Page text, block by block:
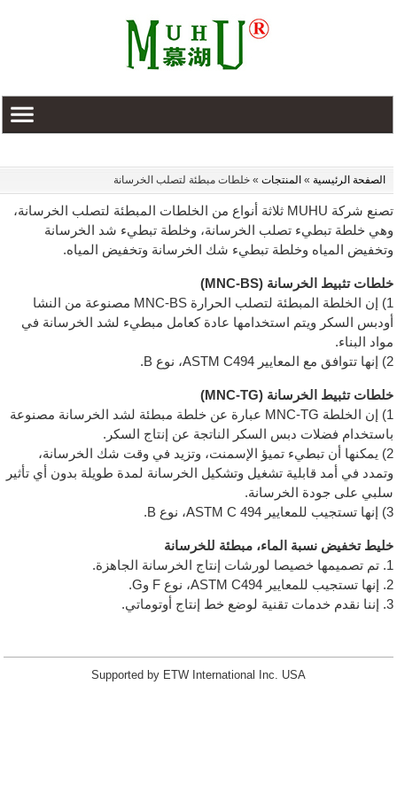
الصفحة الرئيسية» المنتجات» خلطات مبطئة لتصلب الخرسانة
تصنع شركة MUHU ثلاثة أنواع من الخلطات المبطئة لتصلب الخرسانة،
وهي خلطة تبطيء تصلب الخرسانة، وخلطة تبطيء شد الخرسانة
وتخفيض المياه وخلطة تبطيء شك الخرسانة وتخفيض المياه.
خلطات تثبيط الخرسانة (MNC-BS)
1) إن الخلطة المبطئة لتصلب الحرارة MNC-BS مصنوعة من النشا
أودبس السكر ويتم استخدامها عادة كعامل مبطيء لشد الخرسانة في
مواد البناء.
2) إنها تتوافق مع المعايير ASTM C494، نوع B.
خلطات تثبيط الخرسانة (MNC-TG)
1) إن الخلطة MNC-TG عبارة عن خلطة مبطئة لشد الخرسانة مصنوعة
باستخدام فضلات دبس السكر الناتجة عن إنتاج السكر.
2) يمكنها أن تبطيء تميؤ الإسمنت، وتزيد في وقت شك الخرسانة،
وتمدد في أمد قابلية تشغيل وتشكيل الخرسانة لمدة طويلة بدون أي تأثير
سلبي على جودة الخرسانة.
3) إنها تستجيب للمعايير ASTM C 494، نوع B.
خليط تخفيض نسبة الماء، مبطئة للخرسانة
1. تم تصميمها خصيصا لورشات إنتاج الخرسانة الجاهزة.
2. إنها تستجيب للمعايير ASTM C494، نوع F وG.
3. إننا نقدم خدمات تقنية لوضع خط إنتاج أوتوماتي.
Supported by ETW International Inc. USA